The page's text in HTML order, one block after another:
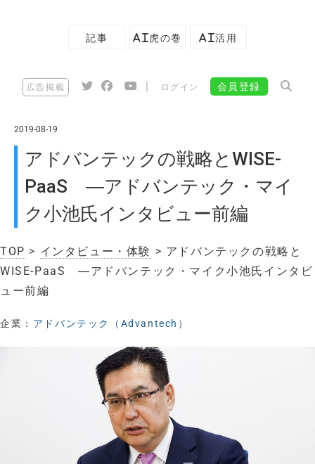
記事 AI虎の巻 AI活用
広告掲載 ログイン 会員登録
2019-08-19
アドバンテックの戦略とWISE-
PaaS ―アドバンテック・マイ
ク小池氏インタビュー前編
TOP > インタビュー・体験 > アドバンテックの戦略と
WISE-PaaS ―アドバンテック・マイク小池氏インタビ
ュー前編
企業： アドバンテック（Advantech）